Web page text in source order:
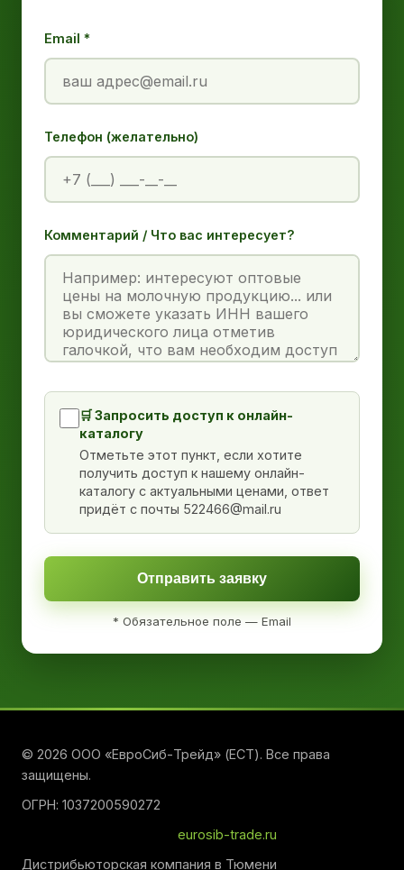
Email *
Телефон (желательно)
Комментарий / Что вас интересует?
🛒 Запросить доступ к онлайн-
каталогу
Отметьте этот пункт, если хотите
получить доступ к нашему онлайн-
каталогу с актуальными ценами, ответ
придёт с почты 522466@mail.ru
Отправить заявку
* Обязательное поле — Email
© 2026 ООО «ЕвроСиб-Трейд» (ЕСТ). Все права
защищены.
ОГРН: 1037200590272
eurosib-trade.ru
Дистрибьюторская компания в Тюмени